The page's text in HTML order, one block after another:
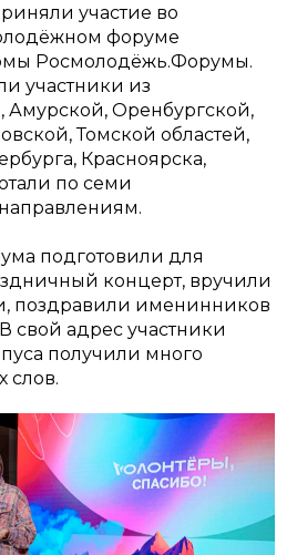
участие во
форуме
Росмолодёжь.Форумы.
участники из
Амурской, Оренбургской,
Томской областей,
Красноярска,
по семи
подготовили для
концерт, вручили
поздравили именинников
свой адрес участники
получили много
слов.